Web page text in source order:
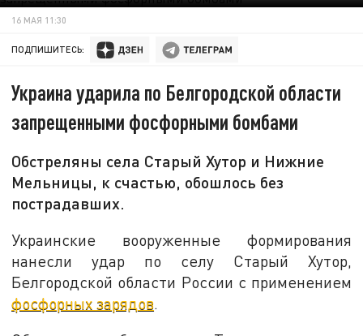
16 МАЯ 11:30
ПОДПИШИТЕСЬ:
Украина ударила по Белгородской области
запрещенными фосфорными бомбами
Обстреляны села Старый Хутор и Нижние
Мельницы, к счастью, обошлось без
пострадавших.
Украинские вооруженные формирования
нанесли удар по селу Старый Хутор,
Белгородской области России с применением
фосфорных зарядов.